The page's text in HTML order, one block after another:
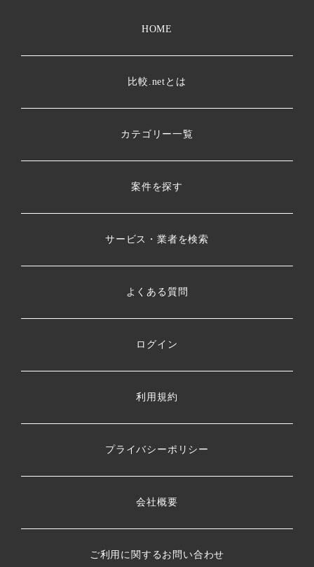
HOME
比較.netとは
カテゴリー一覧
案件を探す
サービス・業者を検索
よくある質問
ログイン
利用規約
プライバシーポリシー
会社概要
ご利用に関するお問い合わせ